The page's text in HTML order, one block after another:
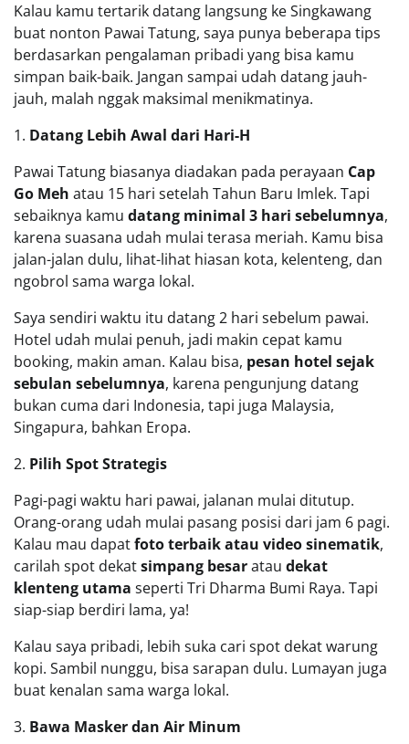
Kalau kamu tertarik datang langsung ke Singkawang
buat nonton Pawai Tatung, saya punya beberapa tips
berdasarkan pengalaman pribadi yang bisa kamu
simpan baik-baik. Jangan sampai udah datang jauh-
jauh, malah nggak maksimal menikmatinya.
1. Datang Lebih Awal dari Hari-H
Pawai Tatung biasanya diadakan pada perayaan Cap
Go Meh atau 15 hari setelah Tahun Baru Imlek. Tapi
sebaiknya kamu datang minimal 3 hari sebelumnya,
karena suasana udah mulai terasa meriah. Kamu bisa
jalan-jalan dulu, lihat-lihat hiasan kota, kelenteng, dan
ngobrol sama warga lokal.
Saya sendiri waktu itu datang 2 hari sebelum pawai.
Hotel udah mulai penuh, jadi makin cepat kamu
booking, makin aman. Kalau bisa, pesan hotel sejak
sebulan sebelumnya, karena pengunjung datang
bukan cuma dari Indonesia, tapi juga Malaysia,
Singapura, bahkan Eropa.
2. Pilih Spot Strategis
Pagi-pagi waktu hari pawai, jalanan mulai ditutup.
Orang-orang udah mulai pasang posisi dari jam 6 pagi.
Kalau mau dapatfoto terbaik atau video sinematik,
carilah spot dekatsimpang besaratau dekat
klenteng utama seperti Tri Dharma Bumi Raya. Tapi
siap-siap berdiri lama, ya!
Kalau saya pribadi, lebih suka cari spot dekat warung
kopi. Sambil nunggu, bisa sarapan dulu. Lumayan juga
buat kenalan sama warga lokal.
3. Bawa Masker dan Air Minum